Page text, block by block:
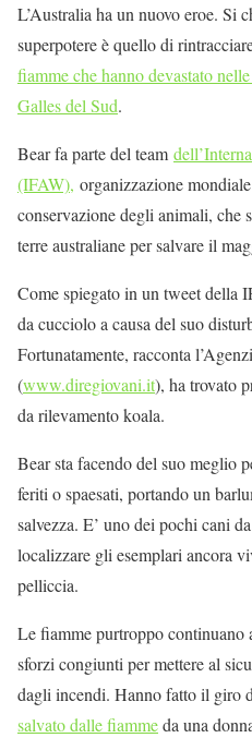
L’Australia ha un nuovo eroe. Si
superpotere è quello di
fiamme che hanno devastato
Galles del Sud.
Bear fa parte del team
(IFAW), organizzazione
conservazione degli animali, che
terre australiane per salvare il
Come spiegato in un tweet della
da cucciolo a causa del suo
Fortunatamente, racconta
(www.diregiovani.it), ha trovato
da rilevamento koala.
Bear sta facendo del suo meglio
feriti o spaesati, portando un
salvezza. E’ uno dei pochi cani
localizzare gli esemplari ancora
pelliccia.
Le fiamme purtroppo continuano
sforzi congiunti per mettere al
dagli incendi. Hanno fatto il giro
salvato dalle fiammeda una